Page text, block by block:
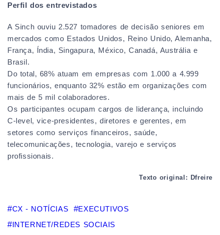
Perfil dos entrevistados
A Sinch ouviu 2.527 tomadores de decisão seniores em
mercados como Estados Unidos, Reino Unido, Alemanha,
França, Índia, Singapura, México, Canadá, Austrália e
Brasil.
Do total, 68% atuam em empresas com 1.000 a 4.999
funcionários, enquanto 32% estão em organizações com
mais de 5 mil colaboradores.
Os participantes ocupam cargos de liderança, incluindo
C-level, vice-presidentes, diretores e gerentes, em
setores como serviços financeiros, saúde,
telecomunicações, tecnologia, varejo e serviços
profissionais.
Texto original: Dfreire
CX - NOTÍCIAS
EXECUTIVOS
INTERNET/REDES SOCIAIS